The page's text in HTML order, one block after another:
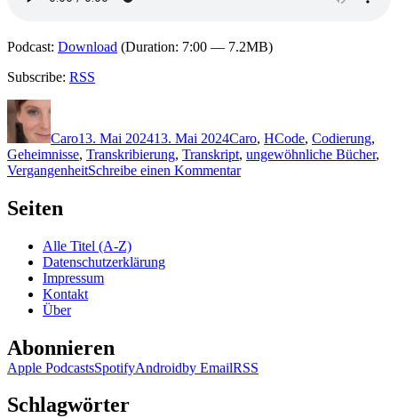
Podcast: Download (Duration: 7:00 — 7.2MB)
Subscribe: RSS
Autor
Caro13. Mai 202413. Mai 2024Caro, HCode, Codierung,
Geheimnisse, Transkribierung, Transkript, ungewöhnliche Bücher,
VergangenheitSchreibe einen Kommentarzu
Seiten
Alle Titel (A-Z)
Datenschutzerklärung
Impressum
Kontakt
Über
Abonnieren
Apple PodcastsSpotifyAndroidby EmailRSS
Schlagwörter